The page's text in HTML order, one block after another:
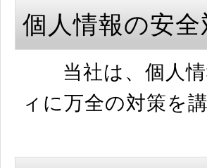
個人情報の安全
当社は、個人情
ィに万全の対策を